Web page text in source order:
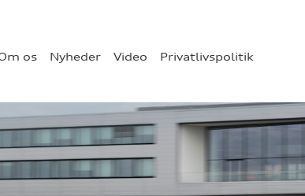
os Nyheder Video Privatlivspolitik